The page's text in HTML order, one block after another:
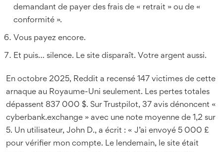
demandant de payer des frais de « retrait » ou de «
conformité ».
Vous payez encore.
Et puis… silence. Le site disparaît. Votre argent aussi.
En octobre 2025, Reddit a recensé 147 victimes de cette
arnaque au Royaume-Uni seulement. Les pertes totales
dépassent 837 000 $. Sur Trustpilot, 37 avis dénoncent «
cyberbank.exchange » avec une note moyenne de 1,2 sur
5. Un utilisateur, John D., a écrit : « J’ai envoyé 5 000 £
pour vérifier mon compte. Le lendemain, le site était